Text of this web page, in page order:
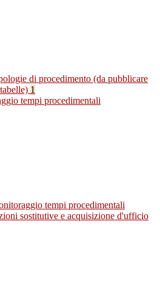
di procedimento (da pubblicare
1
tempi procedimentali
tempi procedimentali
sostitutive e acquisizione d'ufficio